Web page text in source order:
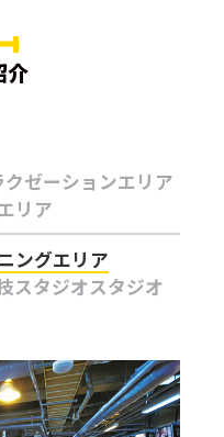
介
クゼーションエリア
リア
ングエリア
スタジオスタジオ